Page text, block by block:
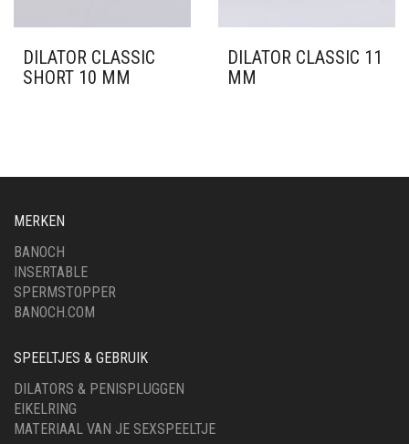
DILATOR CLASSIC
SHORT 10 MM
DILATOR CLASSIC 11
MM
MERKEN
BANOCH
INSERTABLE
SPERMSTOPPER
BANOCH.COM
SPEELTJES & GEBRUIK
DILATORS & PENISPLUGGEN
EIKELRING
MATERIAAL VAN JE SEXSPEELTJE